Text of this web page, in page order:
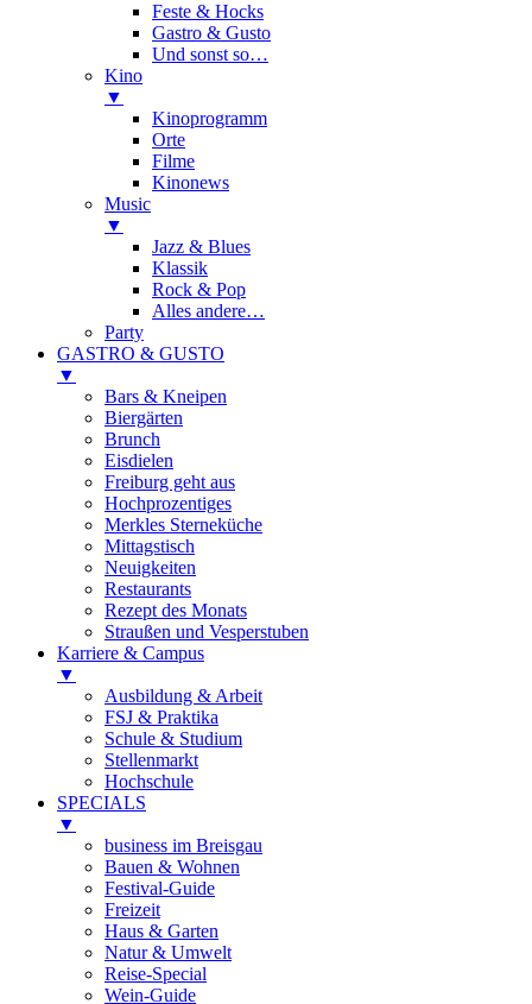
Feste & Hocks
Gastro & Gusto
Und sonst so…
Kino
▼
Kinoprogramm
Orte
Filme
Kinonews
Music
▼
Jazz & Blues
Klassik
Rock & Pop
Alles andere…
Party
GASTRO & GUSTO
▼
Bars & Kneipen
Biergärten
Brunch
Eisdielen
Freiburg geht aus
Hochprozentiges
Merkles Sterneküche
Mittagstisch
Neuigkeiten
Restaurants
Rezept des Monats
Straußen und Vesperstuben
Karriere & Campus
▼
Ausbildung & Arbeit
FSJ & Praktika
Schule & Studium
Stellenmarkt
Hochschule
SPECIALS
▼
business im Breisgau
Bauen & Wohnen
Festival-Guide
Freizeit
Haus & Garten
Natur & Umwelt
Reise-Special
Wein-Guide